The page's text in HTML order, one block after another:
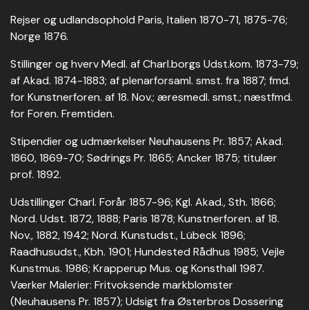
Rejser og udlandsophold Paris, Italien 1870-71, 1875-76;
Norge 1876.
Stillinger og hverv Medl. af Charl.borgs Udst.kom. 1873-79;
af Akad. 1874-1883; af plenarforsaml. smst. fra 1887; fmd.
for Kunstnerforen. af 18. Nov.; æresmedl. smst.; næstfmd.
for Foren. Fremtiden.
Stipendier og udmærkelser Neuhausens Pr. 1857; Akad.
1860, 1869-70; Sødrings Pr. 1865; Ancker 1875; titulær
prof. 1892.
Udstillinger Charl. Forår 1857-96; Kgl. Akad., Sth. 1866;
Nord. Udst. 1872, 1888; Paris 1878; Kunstnerforen. af 18.
Nov., 1882, 1942; Nord. Kunstudst., Lübeck 1896;
Raadhusudst., Kbh. 1901; Hundested Rådhus 1985; Vejle
Kunstmus. 1986; Krapperup Mus. og Konsthall 1987.
Værker Malerier: Fritvoksende markblomster
(Neuhausens Pr. 1857); Udsigt fra Østerbros Dossering